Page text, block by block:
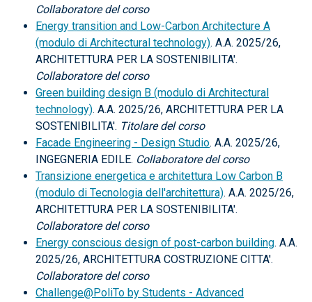
Collaboratore del corso
Energy transition and Low-Carbon Architecture A
(modulo di Architectural technology). A.A. 2025/26,
ARCHITETTURA PER LA SOSTENIBILITA'.
Collaboratore del corso
Green building design B (modulo di Architectural
technology). A.A. 2025/26, ARCHITETTURA PER LA
SOSTENIBILITA'. Titolare del corso
Facade Engineering - Design Studio. A.A. 2025/26,
INGEGNERIA EDILE. Collaboratore del corso
Transizione energetica e architettura Low Carbon B
(modulo di Tecnologia dell'architettura). A.A. 2025/26,
ARCHITETTURA PER LA SOSTENIBILITA'.
Collaboratore del corso
Energy conscious design of post-carbon building. A.A.
2025/26, ARCHITETTURA COSTRUZIONE CITTA'.
Collaboratore del corso
Challenge@PoliTo by Students - Advanced